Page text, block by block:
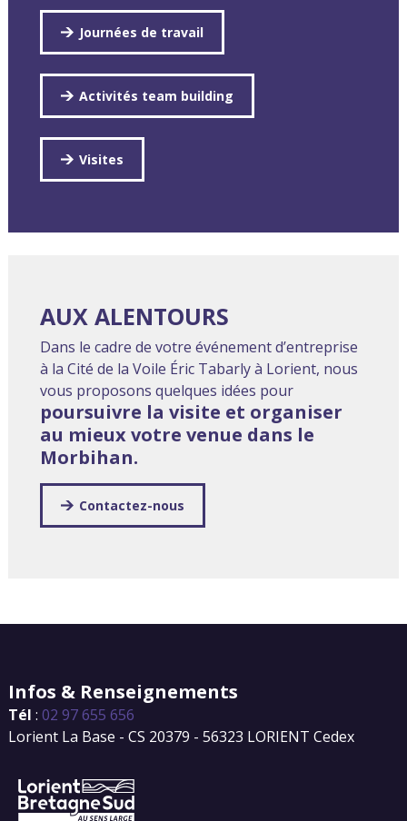
Journées de travail
Activités team building
Visites
AUX ALENTOURS
Dans le cadre de votre événement d’entreprise
à la Cité de la Voile Éric Tabarly à Lorient, nous
vous proposons quelques idées pour
poursuivre la visite et organiser
au mieux votre venue dans le
Morbihan.
Contactez-nous
Infos & Renseignements
Tél : 02 97 655 656
Lorient La Base - CS 20379 - 56323 LORIENT Cedex